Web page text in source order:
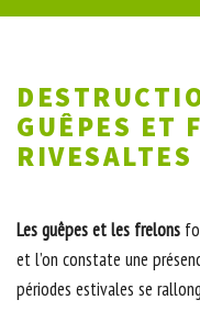
GUÊPES ET
RIVESALTES
Les guêpes et les frelons
et l’on constate une
périodes estivales se